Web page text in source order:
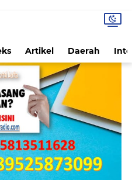
Artikel Daerah